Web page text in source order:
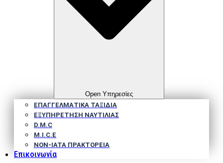
Open Υπηρεσίες
ΕΠΑΓΓΕΛΜΑΤΙΚΑ ΤΑΞΙΔΙΑ
ΕΞΥΠΗΡΕΤΗΣΗ ΝΑΥΤΙΛΙΑΣ
D.M.C
M.I.C.E
NΟΝ-IATA ΠΡΑΚΤΟΡΕΙΑ
Επικοινωνία